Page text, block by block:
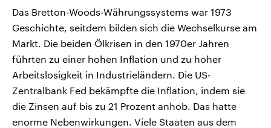
Das Bretton-Woods-Währungssystems war 1973
Geschichte, seitdem bilden sich die Wechselkurse am
Markt. Die beiden Ölkrisen in den 1970er Jahren
führten zu einer hohen Inflation und zu hoher
Arbeitslosigkeit in Industrieländern. Die US-
Zentralbank Fed bekämpfte die Inflation, indem sie
die Zinsen auf bis zu 21 Prozent anhob. Das hatte
enorme Nebenwirkungen. Viele Staaten aus dem